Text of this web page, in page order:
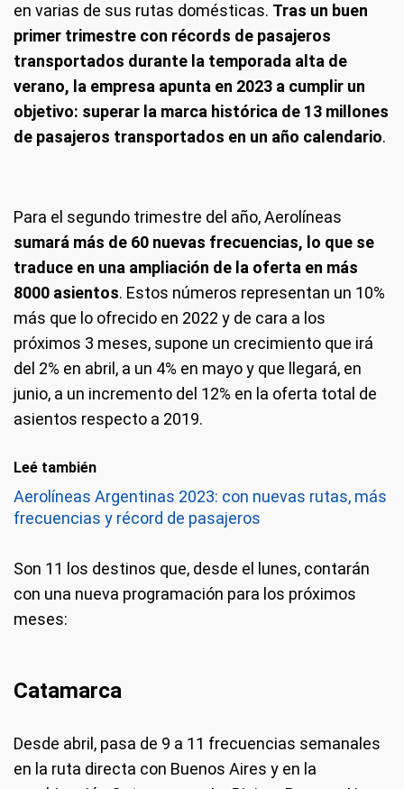
en varias de sus rutas domésticas. Tras un buen
primer trimestre con récords de pasajeros
transportados durante la temporada alta de
verano, la empresa apunta en 2023 a cumplir un
objetivo: superar la marca histórica de 13 millones
de pasajeros transportados en un año calendario.
Para el segundo trimestre del año, Aerolíneas
sumará más de 60 nuevas frecuencias, lo que se
traduce en una ampliación de la oferta en más
8000 asientos. Estos números representan un 10%
más que lo ofrecido en 2022 y de cara a los
próximos 3 meses, supone un crecimiento que irá
del 2% en abril, a un 4% en mayo y que llegará, en
junio, a un incremento del 12% en la oferta total de
asientos respecto a 2019.
Leé también
Aerolíneas Argentinas 2023: con nuevas rutas, más
frecuencias y récord de pasajeros
Son 11 los destinos que, desde el lunes, contarán
con una nueva programación para los próximos
meses:
Catamarca
Desde abril, pasa de 9 a 11 frecuencias semanales
en la ruta directa con Buenos Aires y en la